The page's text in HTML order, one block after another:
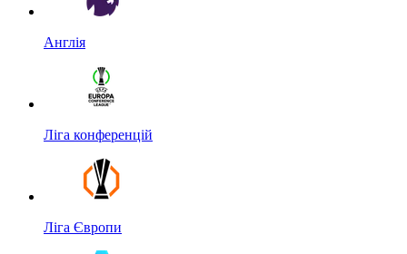
Англія
Ліга конференцій
Ліга Європи